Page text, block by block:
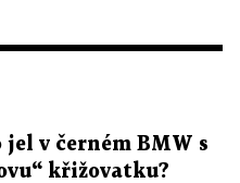
jel v černém BMW s
křižovatku?